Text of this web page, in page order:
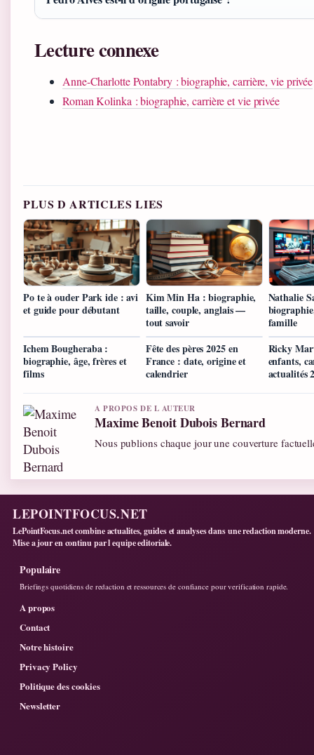
Lecture connexe
Anne-Charlotte Pontabry : biographie, carrière, vie privée
Roman Kolinka : biographie, carrière et vie privée
PLUS D ARTICLES LIES
Po te à ouder Park ide : avi
et guide pour débutant
Kim Min Ha : biographie,
taille, couple, anglais —
tout savoir
Nathalie
famille
Ichem Bougheraba :
biographie, âge, frères et
films
Fête des pères 2025 en
France : date, origine et
calendrier
Ricky
enfants,
actualités
A PROPOS DE L AUTEUR
Maxime Benoit Dubois Bernard
Nous publions chaque jour une couverture
LEPOINTFOCUS.NET
LePointFocus.net combine actualites, guides et analyses dans une redaction moderne.
Mise a jour en continu par l equipe editoriale.
Populaire
Briefings quotidiens de redaction et ressources de confiance pour verification rapide.
A propos
Contact
Notre histoire
Privacy Policy
Politique des cookies
Newsletter